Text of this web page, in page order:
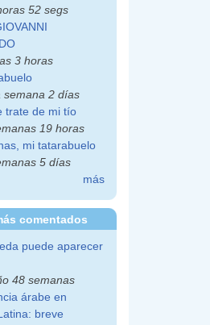
52 segs
3 horas
semana 2 días
trate de mi tío
19 horas
mi tatarabuelo
5 días
más
comentados
puede aparecer
48 semanas
árabe en
breve